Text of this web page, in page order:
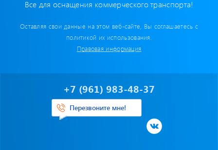
Провод,Жгуты
Изоляционные материалы,гофра
Перчатки / Инструмент / Герметик
Все для оснащения коммерческого транспорта!
Оставляя свои данные на этом веб-сайте, Вы соглашаетесь с
политикой их использования.
Правовая информация
+7 (961) 983-48-37
Перезвоните мне!